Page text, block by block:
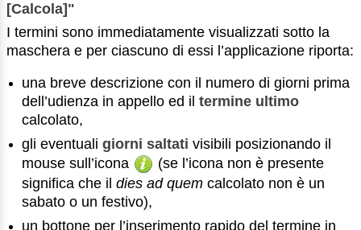
[Calcola]"
I termini sono immediatamente visualizzati sotto la
maschera e per ciascuno di essi l’applicazione riporta:
una breve descrizione con il numero di giorni prima
dell’udienza in appello ed iltermine ultimo
calcolato,
gli eventualigiorni saltati visibili posizionando il
mouse sull’icona
(se l’icona non è presente
significa che ildies ad quem calcolato non è un
sabato o un festivo),
un bottone per l’inserimento rapido del termine in